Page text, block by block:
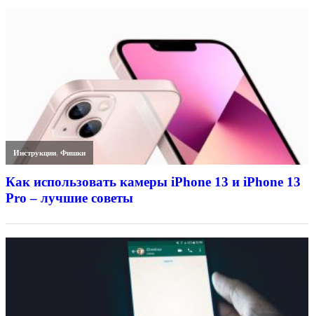
Инструкции,Фишки
Как использовать камеры iPhone 13 и iPhone 13
Pro – лучшие советы